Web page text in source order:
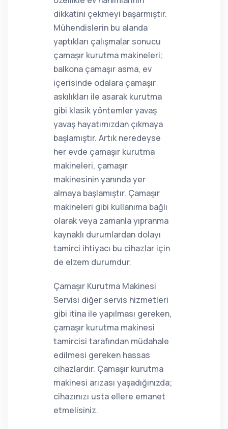
dikkatini çekmeyi başarmıştır.
Mühendislerin bu alanda
yaptıkları çalışmalar sonucu
çamaşır kurutma makineleri;
balkona çamaşır asma, ev
içerisinde odalara çamaşır
askılıkları ile asarak kurutma
gibi klasik yöntemler yavaş
yavaş hayatımızdan çıkmaya
başlamıştır. Artık neredeyse
her evde çamaşır kurutma
makineleri, çamaşır
makinesinin yanında yer
almaya başlamıştır. Çamaşır
makineleri gibi kullanıma bağlı
olarak veya zamanla yıpranma
kaynaklı durumlardan dolayı
tamirci ihtiyacı bu cihazlar için
de elzem durumdur.
Çamaşır Kurutma Makinesi
Servisi diğer servis hizmetleri
gibi itina ile yapılması gereken,
çamaşır kurutma makinesi
tamircisi tarafından müdahale
edilmesi gereken hassas
cihazlardır. Çamaşır kurutma
makinesi arızası yaşadığınızda;
cihazınızı usta ellere emanet
etmelisiniz.